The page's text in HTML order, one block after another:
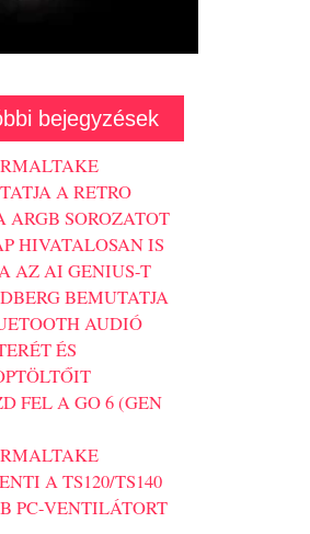
bejegyzések
A RETRO
ARGB SOROZATOT
HIVATALOSAN IS
AZ AI GENIUS-T
BEMUTATJA
AUDIÓ
ÉS
FEL A GO 6 (GEN
A TS120/TS140
PC-VENTILÁTORT